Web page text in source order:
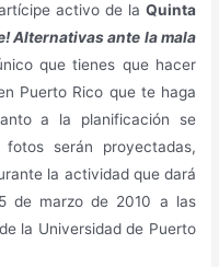
activo de la Quinta
Alternativas ante la mala
que tienes que hacer
Puerto Rico que te haga
a la planificación se
serán proyectadas,
la actividad que dará
de marzo de 2010 a las
la Universidad de Puerto